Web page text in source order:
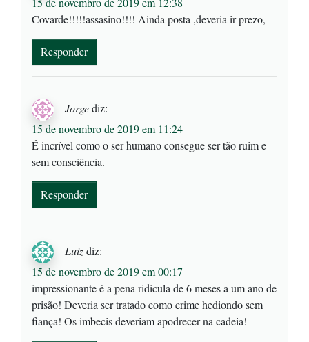
Covarde!!!!!assasino!!!! Ainda posta ,deveria ir prezo,
Responder
Jorgediz:
15 de novembro de 2019 em 11:24
É incrível como o ser humano consegue ser tão ruim e
sem consciência.
Responder
Luizdiz:
15 de novembro de 2019 em 00:17
impressionante é a pena ridícula de 6 meses a um ano de
prisão! Deveria ser tratado como crime hediondo sem
fiança! Os imbecis deveriam apodrecer na cadeia!